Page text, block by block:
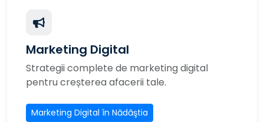
Marketing Digital
Strategii complete de marketing digital
pentru creșterea afacerii tale.
Marketing Digital în Nădăştia